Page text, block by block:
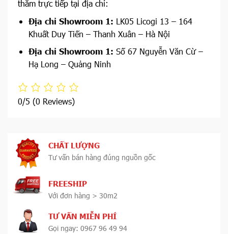
thăm trực tiếp tại địa chỉ:
Địa chỉ Showroom 1: LK05 Licogi 13 – 164
Khuất Duy Tiến – Thanh Xuân – Hà Nội
Địa chỉ Showroom 1: Số 67 Nguyễn Văn Cừ –
Hạ Long – Quảng Ninh
0/5 (0 Reviews)
CHẤT LƯỢNG
Tư vấn bán hàng đúng nguồn gốc
FREESHIP
Với đơn hàng > 30m2
TƯ VẤN MIỄN PHÍ
Gọi ngay: 0967 96 49 94